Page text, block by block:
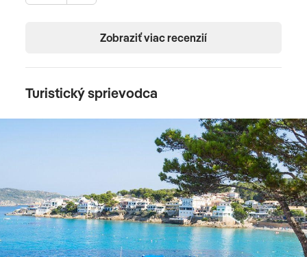
Zobraziť viac recenzií
Turistický sprievodca